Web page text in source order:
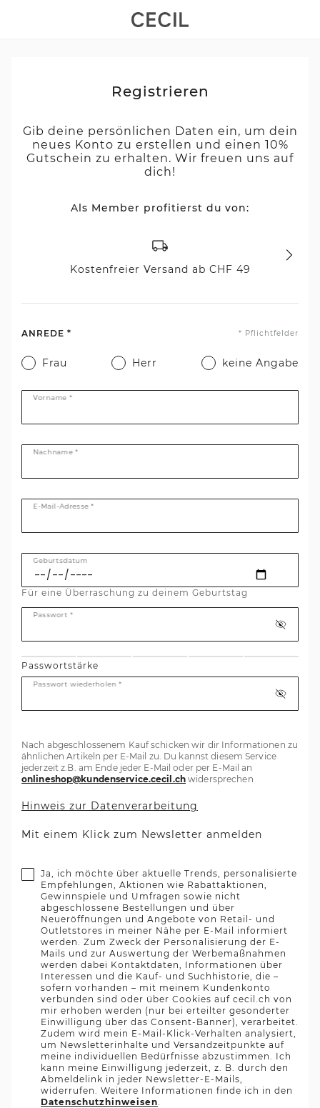
Registrieren
Gib deine persönlichen Daten ein, um dein
neues Konto zu erstellen und einen 10%
Gutschein zu erhalten. Wir freuen uns auf
dich!
Als Member profitierst du von:
Kostenfreier Versand ab CHF 49
ANREDE * * Pflichtfelder
Frau Herr keine Angabe
Vorname *
Nachname *
E-Mail-Adresse *
Geburtsdatum
Für eine Überraschung zu deinem Geburtstag
Passwort *
Passwortstärke
Passwort wiederholen *
Nach abgeschlossenem Kauf schicken wir dir Informationen zu
ähnlichen Artikeln per E-Mail zu. Du kannst diesem Service
jederzeit z.B. am Ende jeder E-Mail oder per E-Mail an
onlineshop@kundenservice.cecil.chwidersprechen
Hinweis zur Datenverarbeitung
Mit einem Klick zum Newsletter anmelden
Ja, ich möchte über aktuelle Trends, personalisierte
Empfehlungen, Aktionen wie Rabattaktionen,
Gewinnspiele und Umfragen sowie nicht
abgeschlossene Bestellungen und über
Neueröffnungen und Angebote von Retail- und
Outletstores in meiner Nähe per E-Mail informiert
werden. Zum Zweck der Personalisierung der E-
Mails und zur Auswertung der Werbemaßnahmen
werden dabei Kontaktdaten, Informationen über
Interessen und die Kauf- und Suchhistorie, die –
sofern vorhanden – mit meinem Kundenkonto
verbunden sind oder über Cookies auf cecil.ch von
mir erhoben werden (nur bei erteilter gesonderter
Einwilligung über das Consent-Banner), verarbeitet.
Zudem wird mein E-Mail-Klick-Verhalten analysiert,
um Newsletterinhalte und Versandzeitpunkte auf
meine individuellen Bedürfnisse abzustimmen. Ich
kann meine Einwilligung jederzeit, z. B. durch den
Abmeldelink in jeder Newsletter-E-Mails,
widerrufen. Weitere Informationen finde ich in den
Datenschutzhinweisen.